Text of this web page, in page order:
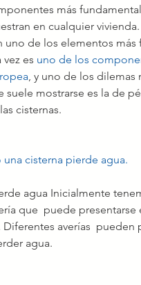
más
en cualquier vivienda.
uno de los elementos más
vez es uno de los
, y uno de los dilemas
suele mostrarse es la de
cisternas.
cisterna pierde agua.
agua Inicialmente
que  puede presentarse
averías  pueden
agua.